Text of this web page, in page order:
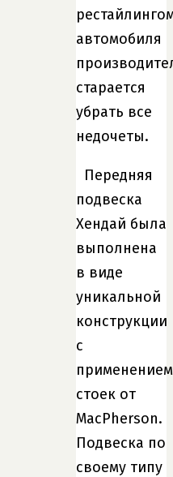
автомобиля
старается
убрать все
недочеты.
Передняя
подвеска
Хендай была
выполнена
в виде
уникальной
конструкции
с
применением
стоек от
MacPherson.
Подвеска по
своему типу